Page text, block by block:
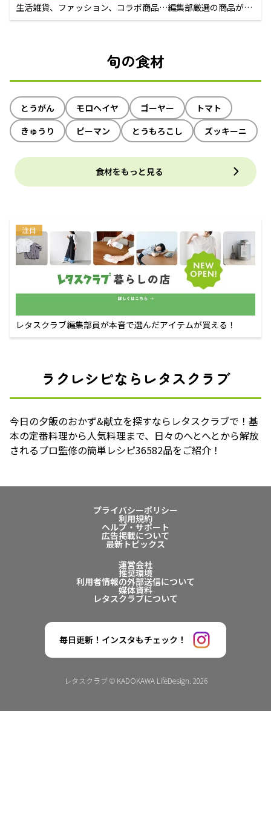
生活雑貨、ファッション、コラボ商品…編集部厳選の商品が買
えるECサイト
旬の食材
とうがん モロヘイヤ ゴーヤー
トマト
きゅうり
ピーマン とうもろこし ズッキーニ
食材をもっと見る
注目
レタスクラブ編集部員が本音で選んだアイテムが買える！
ラクレシピならレタスクラブ
今日の夕飯のおかず&献立を探すならレタスクラブで！基
本の定番料理から人気料理まで、日々のへとへとから解放
されるプロ監修の簡単レシピ36582品をご紹介！
プライバシーポリシー
利用規約
ヘルプ・サポート
広告掲載について
最新トピックス
運営会社
推奨環境
利用者情報の外部送信について
媒体資料
レタスクラブについて
毎日更新！インスタもチェック！
レタスクラブ © KADOKAWA LifeDesign. 2026